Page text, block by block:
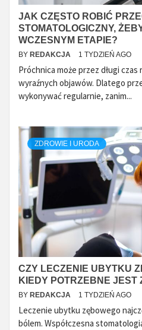
JAK CZĘSTO ROBIĆ
STOMATOLOGICZNY,
WCZESNYM ETAPIE?
BY REDAKCJA 1 TYDZIEŃ AGO
Próchnica może przez długi
wyraźnych objawów. Dlatego
wykonywać regularnie, zanim...
ZDROWIE I URODA
CZY LECZENIE UBYTKU
KIEDY POTRZEBNE JEST
BY REDAKCJA 1 TYDZIEŃ AGO
Leczenie ubytku zębowego
bólem. Współczesna